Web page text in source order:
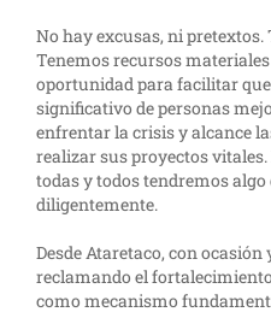
No hay excusas, ni
Tenemos recursos
oportunidad para facilitar
significativo de personas
enfrentar la crisis y alcance
realizar sus proyectos
todas y todos tendremos
diligentemente.
Desde Ataretaco, con
reclamando el
como mecanismo